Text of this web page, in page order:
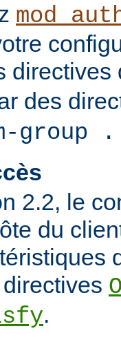
des
group
2.2, le
du
.